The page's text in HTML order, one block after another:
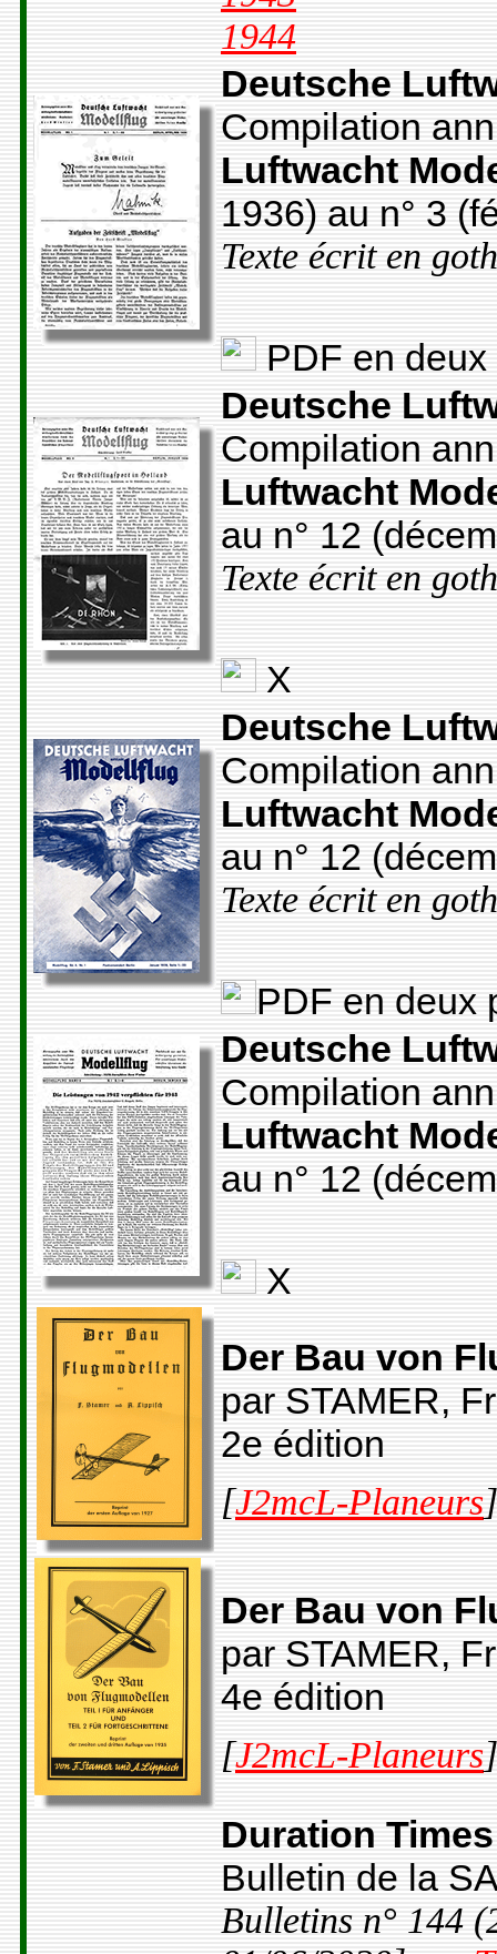
1944
Deutsche
Compilation
Luftwacht
1936) au n° 3
Texte écrit en
PDF en
Deutsche
Compilation
Luftwacht
au n° 12
Texte écrit en
X
Deutsche
Compilation
Luftwacht
au n° 12
Texte écrit en
PDF en deux
Deutsche
Compilation
Luftwacht
au n° 12
X
Der Bau von
par STAMER,
2e édition
[J2mcL-Planeurs]
Der Bau von
par STAMER,
4e édition
[J2mcL-Planeurs]
Duration Times
Bulletin de la
Bulletins n° 144